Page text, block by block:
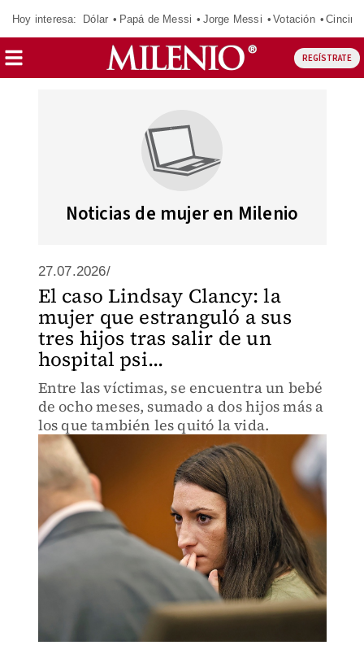
Hoy interesa: Dólar Papá de Messi Jorge Messi Votación
REGÍSTRATE
Noticias de mujer en Milenio
27.07.2026/
El caso Lindsay Clancy: la
mujer que estranguló a sus
tres hijos tras salir de un
hospital psi...
Entre las víctimas, se encuentra un bebé
de ocho meses, sumado a dos hijos más a
los que también les quitó la vida.